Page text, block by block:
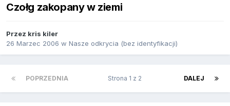
Czołg zakopany w ziemi
Przez kris kiler
26 Marzec 2006 w Nasze odkrycia (bez identyfikacji)
POPRZEDNIA DALEJ
Strona 1 z 2